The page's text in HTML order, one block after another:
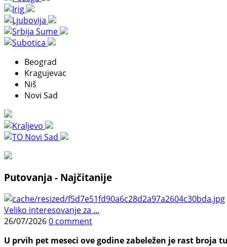
Beograd
Kragujevac
Niš
Novi Sad
Putovanja - Najčitanije
Veliko interesovanje za ...
26/07/20260 comment
U prvih pet meseci ove godine zabeležen je rast